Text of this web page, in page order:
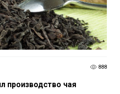
888
производство чая